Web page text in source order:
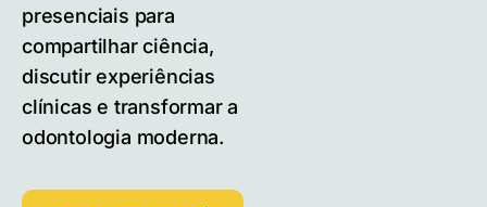
presenciais para
compartilhar ciência,
discutir experiências
clínicas e transformar a
odontologia moderna.